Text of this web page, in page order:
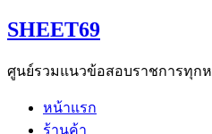
Skip
to
SHEET69
ศูนย์รวมแนวข้อสอบราชการทุก
หน้าแรก
ร้านค้า